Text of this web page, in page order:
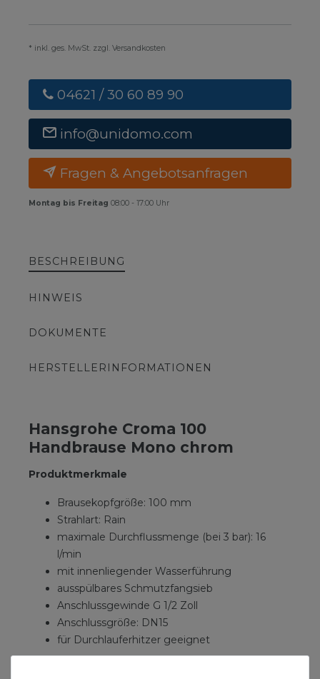
* inkl. ges. MwSt. zzgl. Versandkosten
04621 / 30 60 89 90
info@unidomo.com
Fragen & Angebotsanfragen
Montag bis Freitag 08:00 - 17:00 Uhr
BESCHREIBUNG
HINWEIS
DOKUMENTE
HERSTELLERINFORMATIONEN
Hansgrohe Croma 100
Handbrause Mono chrom
Produktmerkmale
Brausekopfgröße: 100 mm
Strahlart: Rain
maximale Durchflussmenge (bei 3 bar): 16
l/min
mit innenliegender Wasserführung
ausspülbares Schmutzfangsieb
Anschlussgewinde G 1/2 Zoll
Anschlussgröße: DN15
für Durchlauferhitzer geeignet